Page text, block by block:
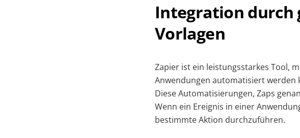
Integration durch
Vorlagen
Zapier ist ein leistungsstarkes Tool,
Anwendungen automatisiert
Diese Automatisierungen, Zaps
Wenn ein Ereignis in einer
bestimmte Aktion durchzuführen.